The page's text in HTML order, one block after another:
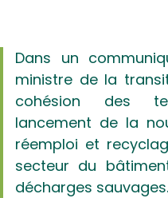
Dans un
ministre de la
cohésion des
lancement de la
réemploi et
secteur du
décharges sauvages.